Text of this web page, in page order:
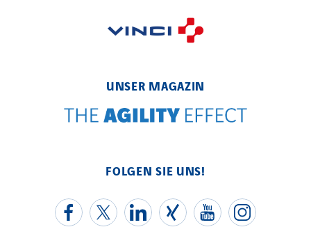
UNSER MAGAZIN
FOLGEN SIE UNS!
GT Morbihan
GT Vendée
GTIE Air & Défense
GTIE Rennes
GTIE Tertiaire